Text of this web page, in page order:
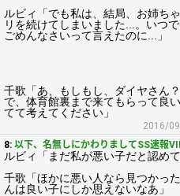
ルビィ「でも私は、結局、お姉ち
リを続けてしまいました...。いつ
ごめんなさいって言えたのに...」
千歌「あ、もしもし、ダイヤさん
で、体育館裏まで来てもらって良
てて考えてください」
2016/
8: 以下、名無しにかわりましてSS速報
ルビィ「まだ私が悪い子だと認め
千歌「ほかに悪い人なら見つかっ
んは良い子にしか思えないなあ」